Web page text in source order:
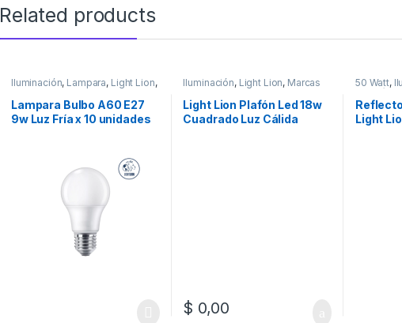
Related products
Iluminación, Lampara, Light Lion,
Lampara Bulbo A60 E27
9w Luz Fría x 10 unidades
Iluminación, Light Lion, Marcas
Light Lion Plafón Led 18w
Cuadrado Luz Cálida
$ 0,00
50 Watt,
Luz Fría
Eléctricos
Light